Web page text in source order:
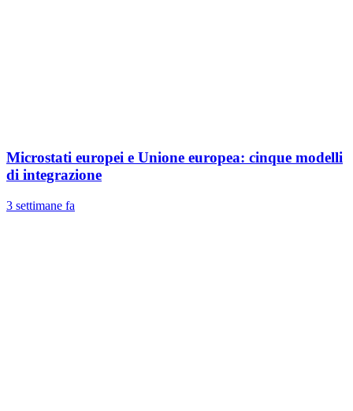
Microstati europei e Unione europea: cinque modelli
di integrazione
3 settimane fa